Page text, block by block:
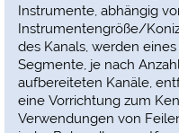
Instrumente, abhängig
Instrumentengröße/
des Kanals, werden
Segmente, je nach
aufbereiteten Kanäle,
eine Vorrichtung zum
Verwendungen von